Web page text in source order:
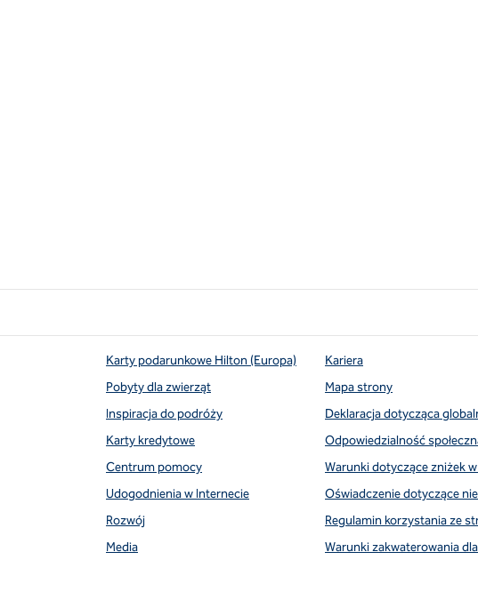
Karty podarunkowe Hilton (Europa)
Pobyty dla zwierząt
Inspiracja do podróży
Karty kredytowe
Centrum pomocy
Udogodnienia w Internecie
Rozwój
Media
Kariera
Mapa strony
Deklaracja dotycząca
Odpowiedzialność
Warunki dotyczące zniżek
Oświadczenie dotyczące
Regulamin korzystania ze
Warunki zakwaterowania